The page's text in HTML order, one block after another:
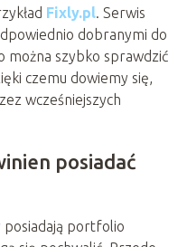
Fixly.pl . Serwis
dobranymi do
można szybko sprawdzić
czemu dowiemy się,
wcześniejszych
posiadać
posiadają portfolio